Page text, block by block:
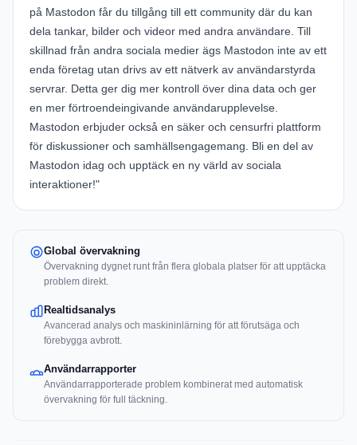
på Mastodon får du tillgång till ett community där du kan
dela tankar, bilder och videor med andra användare. Till
skillnad från andra sociala medier ägs Mastodon inte av ett
enda företag utan drivs av ett nätverk av användarstyrda
servrar. Detta ger dig mer kontroll över dina data och ger
en mer förtroendeingivande användarupplevelse.
Mastodon erbjuder också en säker och censurfri plattform
för diskussioner och samhällsengagemang. Bli en del av
Mastodon idag och upptäck en ny värld av sociala
interaktioner!"
Global övervakning
Övervakning dygnet runt från flera globala platser för att upptäcka
problem direkt.
Realtidsanalys
Avancerad analys och maskininlärning för att förutsäga och
förebygga avbrott.
Användarrapporter
Användarrapporterade problem kombinerat med automatisk
övervakning för full täckning.